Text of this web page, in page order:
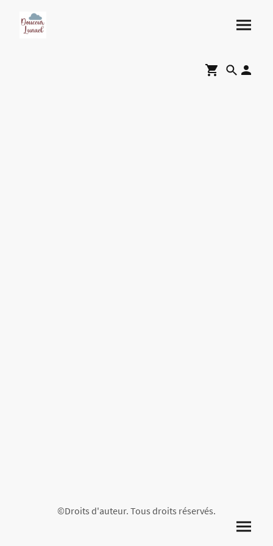
©Droits d'auteur. Tous droits réservés.